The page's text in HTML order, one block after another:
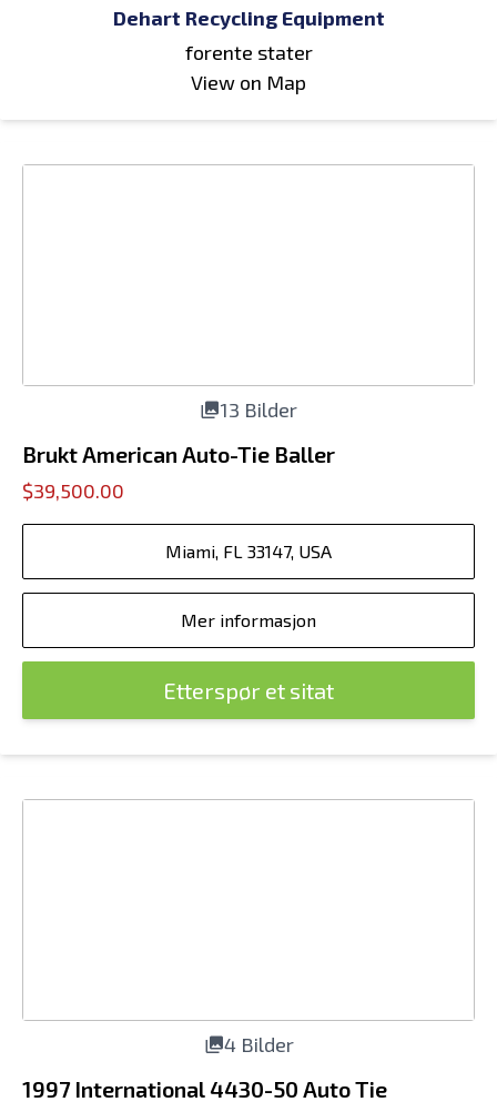
Dehart Recycling Equipment
forente stater
View on Map
13 Bilder
Brukt American Auto-Tie Baller
$39,500.00
Miami, FL 33147, USA
Mer informasjon
Etterspør et sitat
4 Bilder
1997 International 4430-50 Auto Tie